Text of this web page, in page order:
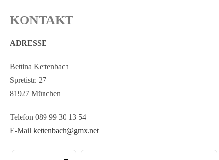
KONTAKT
ADRESSE
Bettina Kettenbach
Spretistr. 27
81927 München
Telefon 089 99 30 13 54
E-Mail kettenbach@gmx.net